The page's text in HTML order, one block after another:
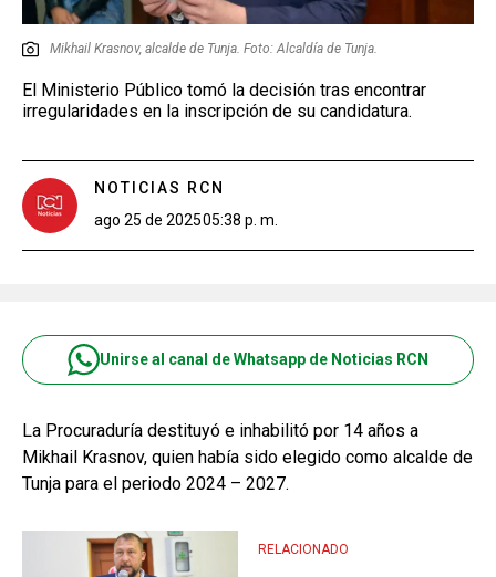
Mikhail Krasnov, alcalde de Tunja. Foto: Alcaldía de Tunja.
El Ministerio Público tomó la decisión tras encontrar
irregularidades en la inscripción de su candidatura.
NOTICIAS RCN
ago 25 de 202505:38 p. m.
Unirse al canal de Whatsapp de Noticias RCN
La Procuraduría destituyó e inhabilitó por 14 años a
Mikhail Krasnov, quien había sido elegido como alcalde de
Tunja para el periodo 2024 – 2027.
RELACIONADO